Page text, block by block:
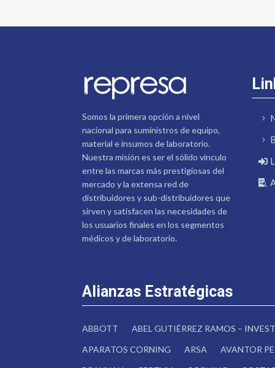
Somos la primera opción a nivel
nacional para suministros de equipo,
material e insumos de laboratorio.
Nuestra misión es ser el sólido vínculo
entre las marcas más prestigiosas del
mercado y la extensa red de
distribuidores y sub-distribuidores que
sirven y satisfacen las necesidades de
los usuarios finales en los segmentos
médicos y de laboratorio.
Alianzas Estratégicas
ABBOTT ABEL GUTIÉRREZ RAMOS –
APARATOS CORNING
ARSA AVANTOR